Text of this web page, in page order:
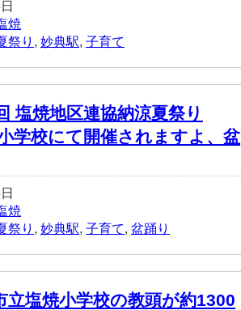
焼
祭り , 妙典駅, 子育て
塩焼地区連協納涼夏祭り
学校にて開催されますよ、盆
焼
祭り , 妙典駅, 子育て, 盆踊り
立塩焼小学校の教頭が約1300